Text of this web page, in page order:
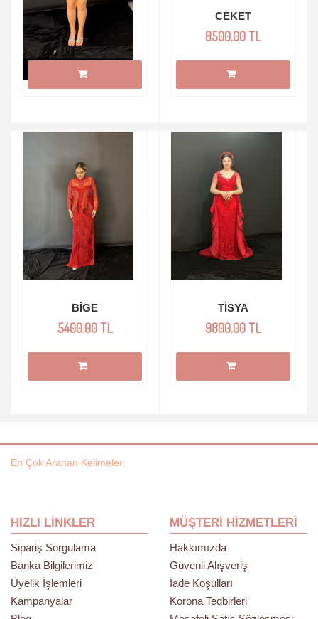
SUNNY
5400.00 TL
CEKET
8500.00 TL
BİGE
5400.00 TL
TİSYA
9800.00 TL
En Çok Aranan Kelimeler:
HIZLI LINKLER
Sipariş Sorgulama
Banka Bilgilerimiz
Üyelik İşlemleri
Kampanyalar
MÜŞTERI HIZMETLERI
Hakkımızda
Güvenli Alışveriş
İade Koşulları
Korona Tedbirleri